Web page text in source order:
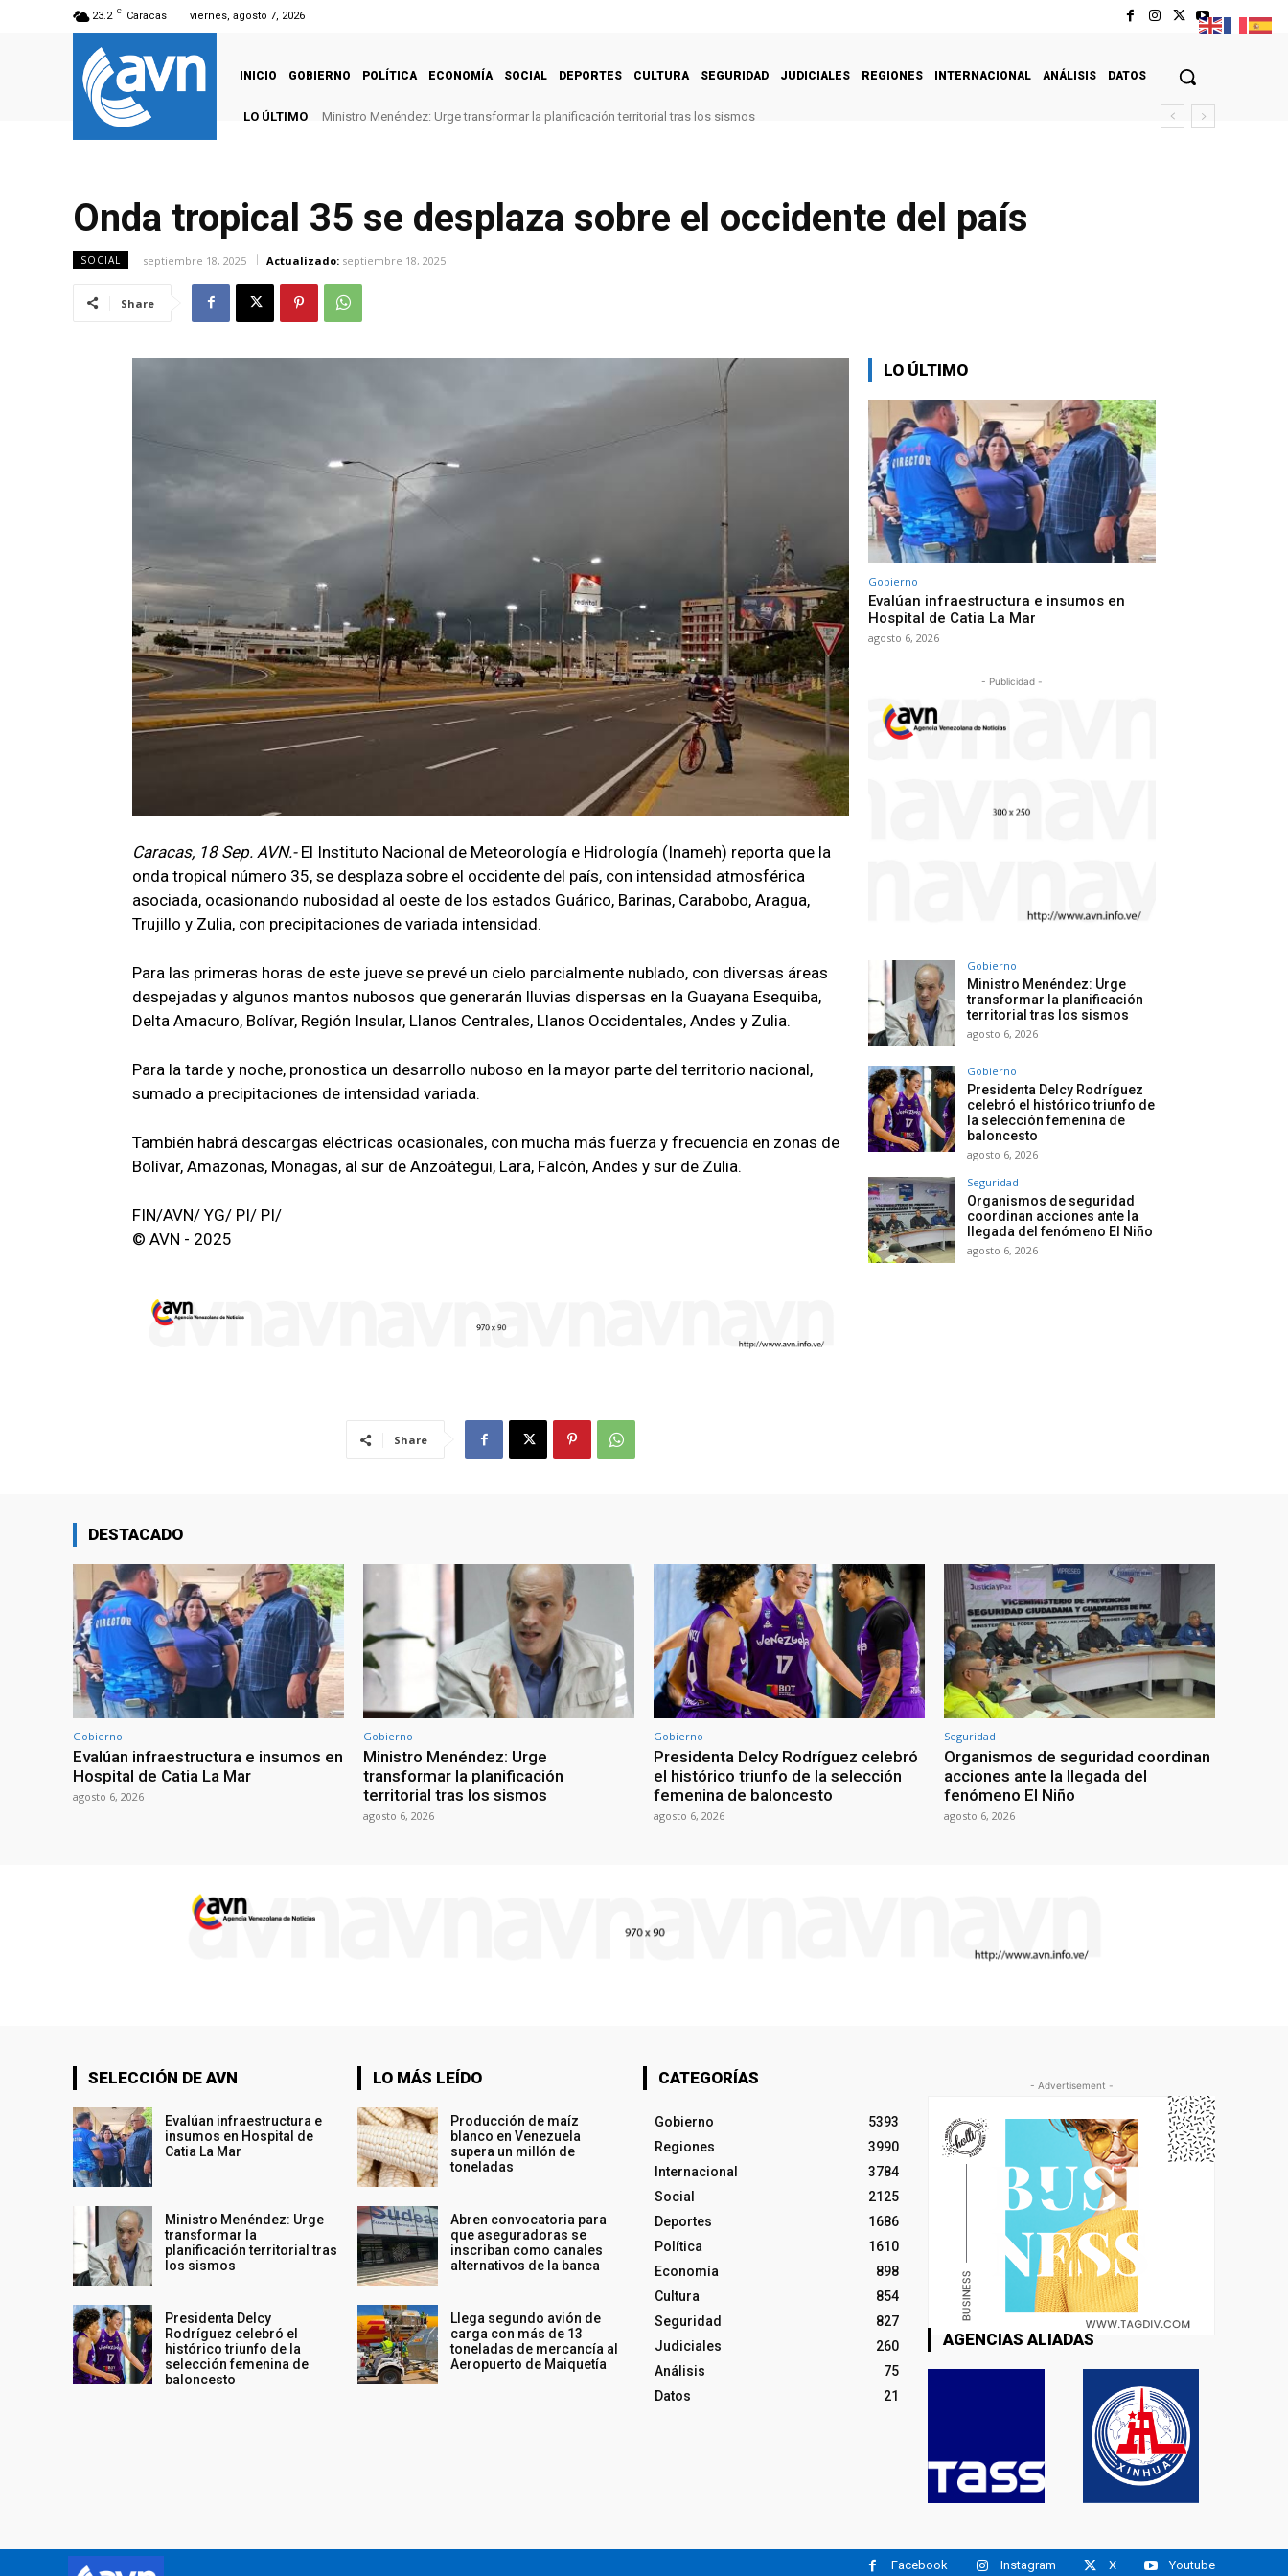
23.2 C Caracas viernes, agosto 7, 2026
INICIO GOBIERNO POLÍTICA ECONOMÍA SOCIAL DEPORTES CULTURA SEGURIDAD JUDICIALES REGIONES INTERNACIONAL ANÁLISIS DATOS
LO ÚLTIMO Ministro Menéndez: Urge transformar la planificación territorial tras los sismos
Onda tropical 35 se desplaza sobre el occidente del país
SOCIAL septiembre 18, 2025 Actualizado: septiembre 18, 2025
Share
Caracas, 18 Sep. AVN.- El Instituto Nacional de Meteorología e Hidrología (Inameh) reporta que la
onda tropical número 35, se desplaza sobre el occidente del país, con intensidad atmosférica
asociada, ocasionando nubosidad al oeste de los estados Guárico, Barinas, Carabobo, Aragua,
Trujillo y Zulia, con precipitaciones de variada intensidad.
Para las primeras horas de este jueve se prevé un cielo parcialmente nublado, con diversas áreas
despejadas y algunos mantos nubosos que generarán lluvias dispersas en la Guayana Esequiba,
Delta Amacuro, Bolívar, Región Insular, Llanos Centrales, Llanos Occidentales, Andes y Zulia.
Para la tarde y noche, pronostica un desarrollo nuboso en la mayor parte del territorio nacional,
sumado a precipitaciones de intensidad variada.
También habrá descargas eléctricas ocasionales, con mucha más fuerza y frecuencia en zonas de
Bolívar, Amazonas, Monagas, al sur de Anzoátegui, Lara, Falcón, Andes y sur de Zulia.
FIN/AVN/ YG/ PI/ PI/
© AVN - 2025
Share
LO ÚLTIMO
Gobierno
Evalúan infraestructura e insumos en
Hospital de Catia La Mar
agosto 6, 2026
- Publicidad -
Gobierno
Ministro Menéndez: Urge
transformar la planificación
territorial tras los sismos
agosto 6, 2026
Gobierno
Presidenta Delcy Rodríguez
celebró el histórico triunfo de
la selección femenina de
baloncesto
agosto 6, 2026
Seguridad
Organismos de seguridad
coordinan acciones ante la
llegada del fenómeno El Niño
agosto 6, 2026
DESTACADO
Gobierno
Evalúan infraestructura e insumos en
Hospital de Catia La Mar
agosto 6, 2026
Gobierno
Ministro Menéndez: Urge
transformar la planificación
territorial tras los sismos
agosto 6, 2026
Gobierno
Presidenta Delcy Rodríguez celebró
el histórico triunfo de la selección
femenina de baloncesto
agosto 6, 2026
Seguridad
Organismos de seguridad coordinan
acciones ante la llegada del
fenómeno El Niño
agosto 6, 2026
SELECCIÓN DE AVN
Evalúan infraestructura e
insumos en Hospital de
Catia La Mar
Ministro Menéndez: Urge
transformar la
planificación territorial tras
los sismos
Presidenta Delcy
Rodríguez celebró el
histórico triunfo de la
selección femenina de
baloncesto
LO MÁS LEÍDO
Producción de maíz
blanco en Venezuela
supera un millón de
toneladas
Abren convocatoria para
que aseguradoras se
inscriban como canales
alternativos de la banca
Llega segundo avión de
carga con más de 13
toneladas de mercancía al
Aeropuerto de Maiquetía
CATEGORÍAS
Gobierno
5393
Regiones
3990
Internacional
3784
Social
2125
Deportes
1686
Política
1610
Economía
898
Cultura
854
Seguridad
827
Judiciales
260
Análisis
75
Datos
21
- Advertisement -
AGENCIAS ALIADAS
Facebook Instagram X Youtube